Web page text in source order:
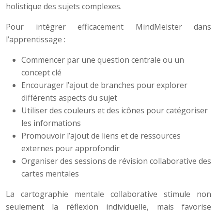
holistique des sujets complexes.
Pour intégrer efficacement MindMeister dans
l’apprentissage :
Commencer par une question centrale ou un
concept clé
Encourager l’ajout de branches pour explorer
différents aspects du sujet
Utiliser des couleurs et des icônes pour catégoriser
les informations
Promouvoir l’ajout de liens et de ressources
externes pour approfondir
Organiser des sessions de révision collaborative des
cartes mentales
La cartographie mentale collaborative stimule non
seulement la réflexion individuelle, mais favorise